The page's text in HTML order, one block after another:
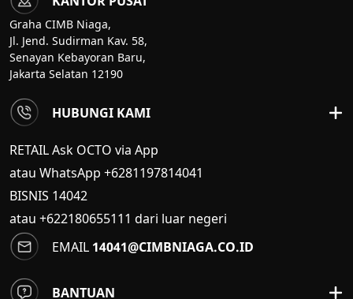
Graha CIMB Niaga,
Jl. Jend. Sudirman Kav. 58,
Senayan Kebayoran Baru,
Jakarta Selatan 12190
HUBUNGI KAMI
RETAIL Ask OCTO via App
atau WhatsApp +6281197814041
BISNIS 14042
atau +622180655111 dari luar negeri
EMAIL 14041@CIMBNIAGA.CO.ID
BANTUAN